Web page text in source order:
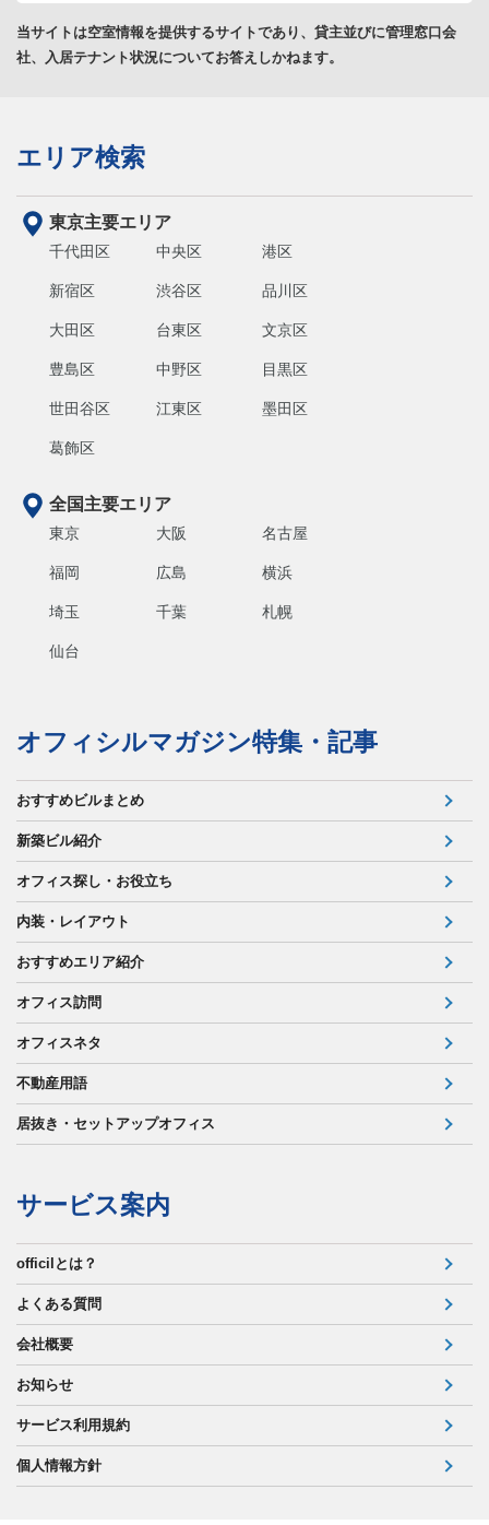
当サイトは空室情報を提供するサイトであり、貸主並びに管理窓口会
社、入居テナント状況についてお答えしかねます。
エリア検索
東京主要エリア
千代田区 中央区 港区
新宿区 渋谷区 品川区
大田区 台東区 文京区
豊島区 中野区 目黒区
世田谷区 江東区 墨田区
葛飾区
全国主要エリア
東京 大阪 名古屋
福岡 広島 横浜
埼玉 千葉 札幌
仙台
オフィシルマガジン特集・記事
おすすめビルまとめ
新築ビル紹介
オフィス探し・お役立ち
内装・レイアウト
おすすめエリア紹介
オフィス訪問
オフィスネタ
不動産用語
居抜き・セットアップオフィス
サービス案内
officilとは？
よくある質問
会社概要
お知らせ
サービス利用規約
個人情報方針